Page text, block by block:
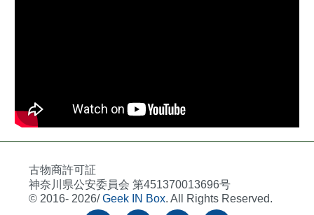
古物商許可証
神奈川県公安委員会 第451370013696号
© 2016- 2026/Geek IN Box. All Rights Reserved.